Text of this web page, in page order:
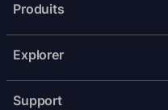
Produits
Explorer
Support